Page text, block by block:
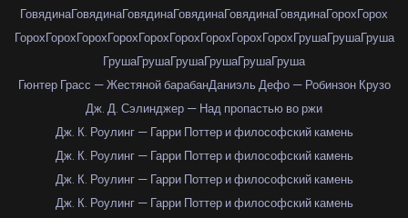
ГовядинаГовядинаГовядинаГовядинаГовядинаГовядинаГорохГорох
ГорохГорохГорохГорохГорохГорохГорохГорохГорохГрушаГрушаГруша
ГрушаГрушаГрушаГрушаГрушаГруша
Гюнтер Грасс — Жестяной барабанДаниэль Дефо — Робинзон Крузо
Дж. Д. Сэлинджер — Над пропастью во ржи
Дж. К. Роулинг — Гарри Поттер и философский камень
Дж. К. Роулинг — Гарри Поттер и философский камень
Дж. К. Роулинг — Гарри Поттер и философский камень
Дж. К. Роулинг — Гарри Поттер и философский камень